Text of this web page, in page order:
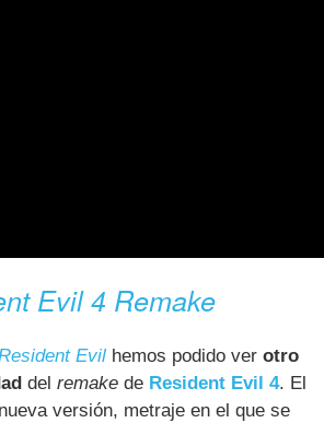
Evil 4 Remake
Evil hemos podido ver otro
del remake de Resident Evil 4. El
versión, metraje en el que se